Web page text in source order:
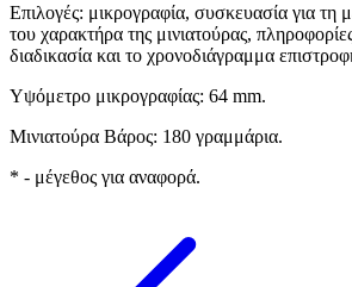
Επιλογές: μικρογραφία, συσκευασία για τη
του χαρακτήρα της μινιατούρας,
διαδικασία και το χρονοδιάγραμμα
Υψόμετρο μικρογραφίας: 64 mm.
Μινιατούρα Βάρος: 180 γραμμάρια.
* - μέγεθος για αναφορά.